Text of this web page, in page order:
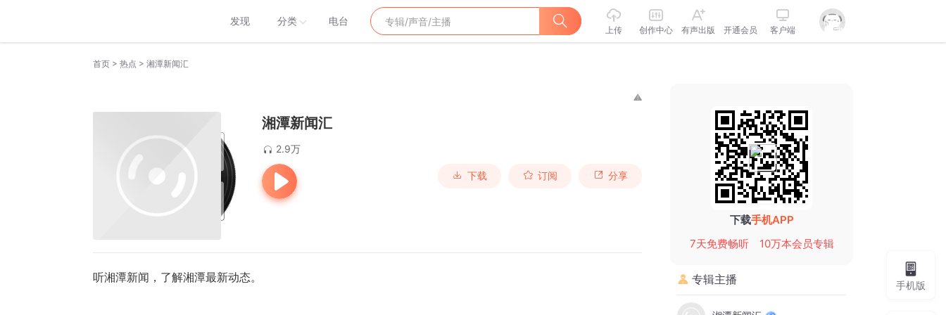
发现 分类 电台
上传 创作中心 有声出版 开通会员 客户端
首页 > 热点 > 湘潭新闻汇
湘潭新闻汇
2.9万
下载 订阅 分享
听湘潭新闻，了解湘潭最新动态。
下载手机APP
7天免费畅听
10万本会员专辑
专辑主播 手机版